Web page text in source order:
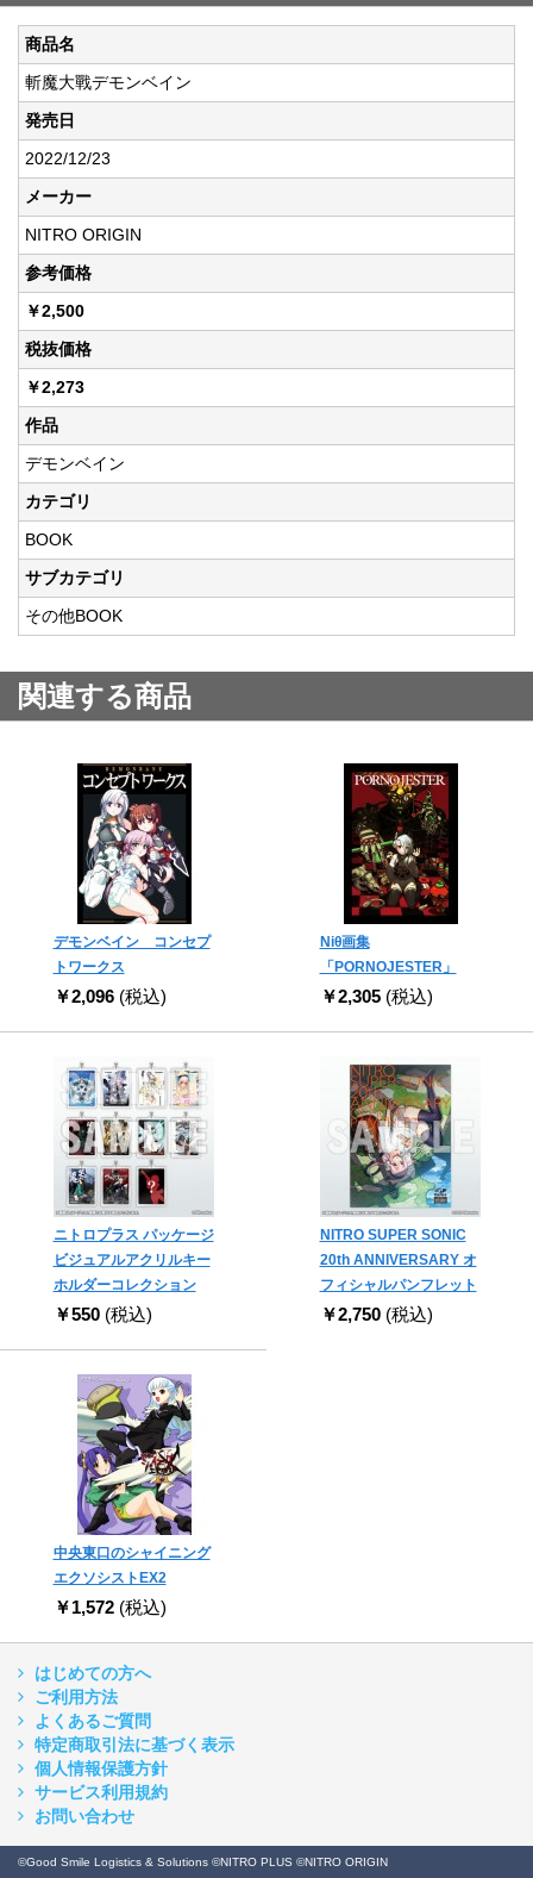
商品名
斬魔大戰デモンベイン
発売日
2022/12/23
メーカー
NITRO ORIGIN
参考価格
￥2,500
税抜価格
￥2,273
作品
デモンベイン
カテゴリ
BOOK
サブカテゴリ
その他BOOK
関連する商品
デモンベイン コンセプ
トワークス
￥2,096 (税込)
Niθ画集
「PORNOJESTER」
￥2,305 (税込)
ニトロプラス パッケージ
ビジュアルアクリルキー
ホルダーコレクション
￥550 (税込)
NITRO SUPER SONIC
20th ANNIVERSARY オ
フィシャルパンフレット
￥2,750 (税込)
中央東口のシャイニング
エクソシストEX2
￥1,572 (税込)
はじめての方へ
ご利用方法
よくあるご質問
特定商取引法に基づく表示
個人情報保護方針
サービス利用規約
お問い合わせ
©Good Smile Logistics & Solutions ©NITRO PLUS ©NITRO ORIGIN